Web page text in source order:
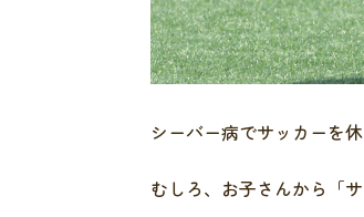
シーバー病でサッカーを
むしろ、お子さんから「